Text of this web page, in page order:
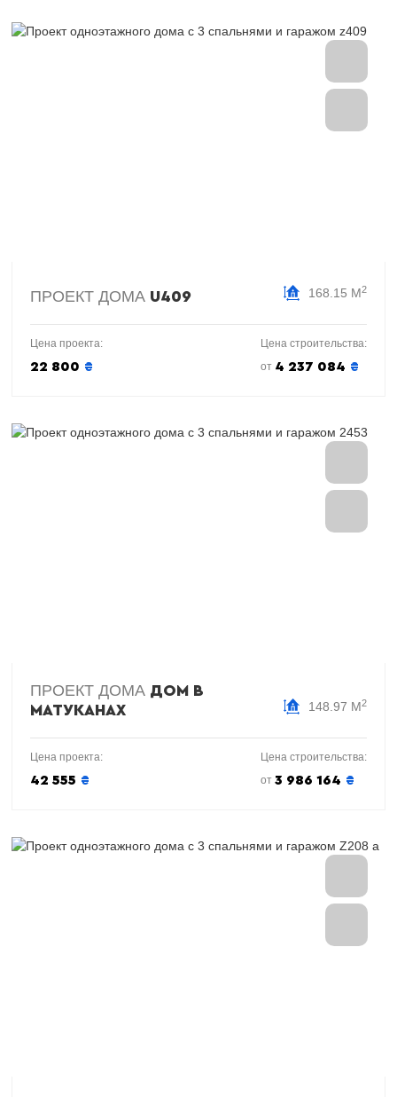
ПРОЕКТ ДОМА U409 168.15 М2
Цена проекта:
22 800 ₴
Цена строительства:
от 4 237 084 ₴
ПРОЕКТ ДОМА ДОМ В
МАТУКАНАХ
148.97 М2
Цена проекта:
42 555 ₴
Цена строительства:
от 3 986 164 ₴